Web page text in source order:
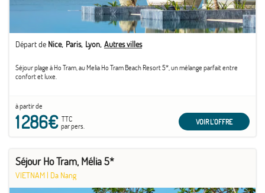
Départ de Nice Paris Lyon Autres villes
Séjour plage à Ho Tram, au Melia Ho Tram Beach Resort 5*, un mélange parfait entre
confort et luxe.
à partir de
1 286€TTC
par pers.
VOIR L'OFFRE
Séjour Ho Tram, Mélia 5*
VIETNAM | Da Nang